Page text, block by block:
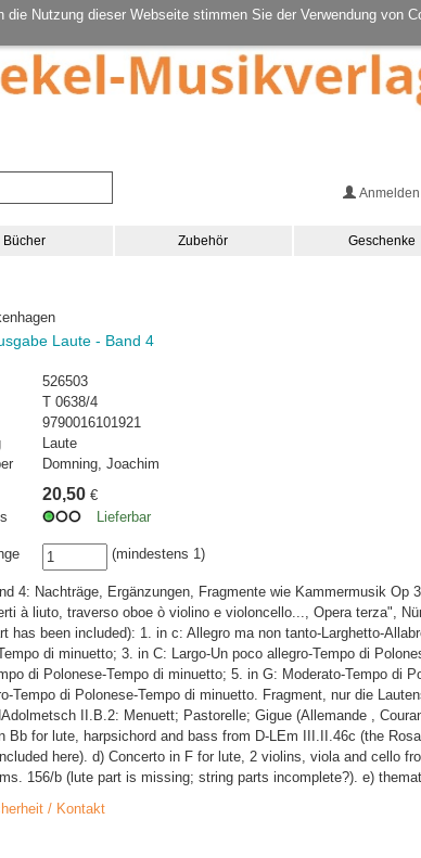
Nutzung dieser Webseite stimmen Sie der Verwendung von
Anmelden
Bücher Zubehör Geschenke
Laute - Band 4
526503
T 0638/4
9790016101921
Laute
Domning, Joachim
20,50 €
Lieferbar
(mindestens 1)
4: Nachträge, Ergänzungen, Fragmente wie Kammermusik Op
à liuto, traverso oboe ò violino e violoncello..., Opera terza",
has been included): 1. in c: Allegro ma non tanto-Larghetto-
di minuetto; 3. in C: Largo-Un poco allegro-Tempo di
di Polonese-Tempo di minuetto; 5. in G: Moderato-Tempo di
Tempo di Polonese-Tempo di minuetto. Fragment, nur die
II.B.2: Menuett; Pastorelle; Gigue (Allemande ,
Bb for lute, harpsichord and bass from D-LEm III.II.46c (the
here). d) Concerto in F for lute, 2 violins, viola and cello
156/b (lute part is missing; string parts incomplete?). e)
/ Kontakt